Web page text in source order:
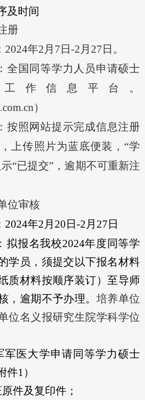
及时间
册
2024年2月 7 日 -2月 27 日。
全国同等学力人员申请硕士
作信息平台。
）
按照网站提示完成信息注册
上传照片为蓝底便装， “学
“已提交”，逾期不可重新注
位审核
2024年2月 20 日 -2月 27 日
拟报名我校2024年度同等学
学员，须提交以下报名材料
质材料按顺序装订）至导师
， 逾期不予办理。 培养单位
位名义报研究生院学科学位
军医大学申请同等学力硕士
件1）
原件及复印件；